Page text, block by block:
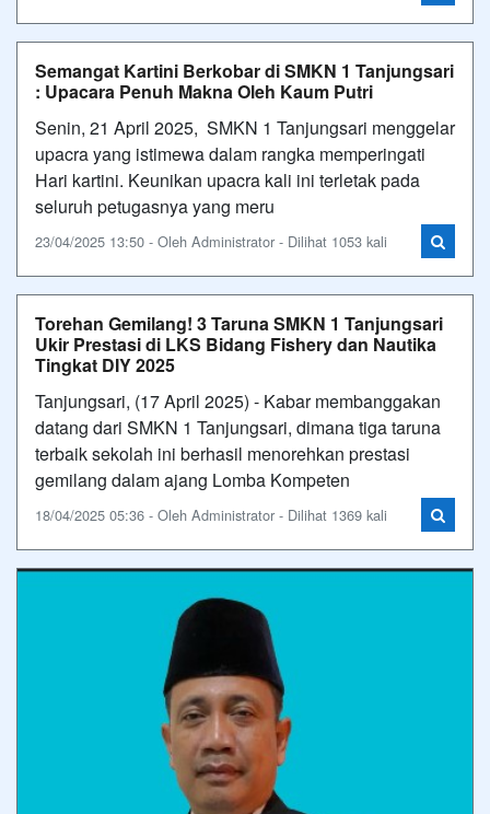
Semangat Kartini Berkobar di SMKN 1 Tanjungsari
: Upacara Penuh Makna Oleh Kaum Putri
Senin, 21 April 2025, SMKN 1 Tanjungsari menggelar
upacra yang istimewa dalam rangka memperingati
Hari kartini. Keunikan upacra kali ini terletak pada
seluruh petugasnya yang meru
23/04/2025 13:50 - Oleh Administrator - Dilihat 1053 kali
Torehan Gemilang! 3 Taruna SMKN 1 Tanjungsari
Ukir Prestasi di LKS Bidang Fishery dan Nautika
Tingkat DIY 2025
Tanjungsari, (17 April 2025) - Kabar membanggakan
datang dari SMKN 1 Tanjungsari, dimana tiga taruna
terbaik sekolah ini berhasil menorehkan prestasi
gemilang dalam ajang Lomba Kompeten
18/04/2025 05:36 - Oleh Administrator - Dilihat 1369 kali